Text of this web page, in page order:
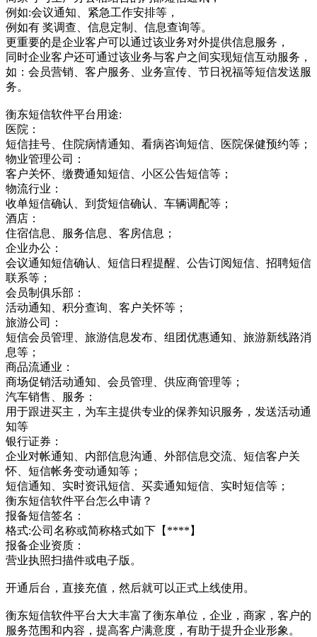
例如:会议通知、紧急工作安排等，
例如有 奖调查、信息定制、信息查询等。
更重要的是企业客户可以通过该业务对外提供信息服务，
同时企业客户还可通过该业务与客户之间实现短信互动服务，
如：会员营销、客户服务、业务宣传、节日祝福等短信发送服
务。
衡东短信软件平台用途:
医院：
短信挂号、住院病情通知、看病咨询短信、医院保健预约等；
物业管理公司：
客户关怀、缴费通知短信、小区公告短信等；
物流行业：
收单短信确认、到货短信确认、车辆调配等；
酒店：
住宿信息、服务信息、客房信息；
企业办公：
会议通知短信确认、短信日程提醒、公告订阅短信、招聘短信
联系等；
会员制俱乐部：
活动通知、积分查询、客户关怀等；
旅游公司：
短信会员管理、旅游信息发布、组团优惠通知、旅游新线路消
息等；
商品流通业：
商场促销活动通知、会员管理、供应商管理等；
汽车销售、服务：
用于跟进买主，为车主提供专业的保养知识服务，发送活动通
知等
银行证券：
企业对帐通知、内部信息沟通、外部信息交流、短信客户关
怀、短信帐务变动通知等；
短信通知、实时资讯短信、买卖通知短信、实时短信等；
衡东短信软件平台怎么申请？
报备短信签名：
格式:公司名称或简称格式如下【****】
报备企业资质：
营业执照扫描件或电子版。
开通后台，直接充值，然后就可以正式上线使用。
衡东短信软件平台大大丰富了衡东单位，企业，商家，客户的
服务范围和内容，提高客户满意度，有助于提升企业形象。